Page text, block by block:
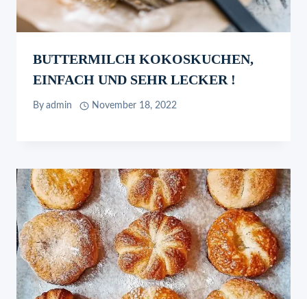
BUTTERMILCH KOKOSKUCHEN,
EINFACH UND SEHR LECKER !
By admin November 18, 2022